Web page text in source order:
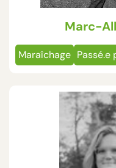
Marc-
Maraîchage Passé.e